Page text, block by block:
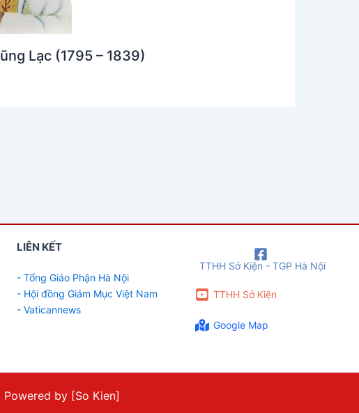
Lạc (1795 – 1839)
LIÊN KẾT
- Tổng Giáo Phận Hà Nội
- Hội đồng Giám Mục Việt Nam
- Vaticannews
TTHH Sở Kiện - TGP Hà Nội
TTHH Sở Kiện
Google Map
by [So Kien]